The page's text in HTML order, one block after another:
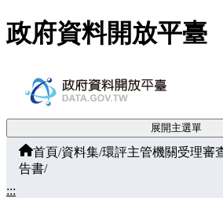
跳至主要內容
政府資料開放平臺
展開主選單
首頁/資料集/環評主管機關受理審
告書/
:::